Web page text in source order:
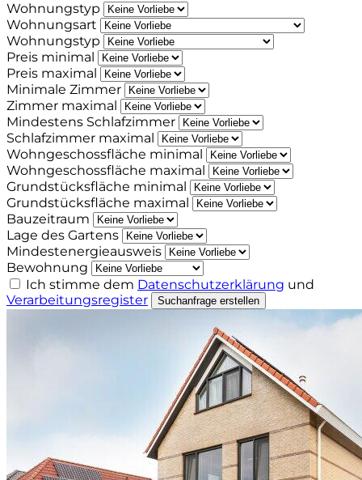
Wohnungstyp
Wohnungsart
Wohnungstyp
Preis minimal
Preis maximal
Minimale Zimmer
Zimmer maximal
Mindestens Schlafzimmer
Schlafzimmer maximal
Wohngeschossfläche minimal
Wohngeschossfläche maximal
Grundstücksfläche minimal
Grundstücksfläche maximal
Bauzeitraum
Lage des Gartens
Mindestenergieausweis
Bewohnung
Ich stimme dem Datenschutzerklärung und
Verarbeitungsregister
Suchanfrage erstellen